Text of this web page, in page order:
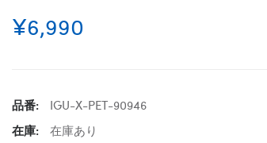
¥6,990
品番:
IGU-X-PET-90946
在庫:
在庫あり